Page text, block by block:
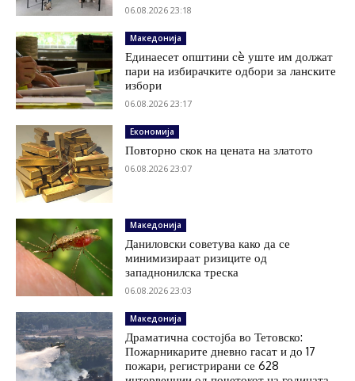
06.08.2026 23:18
Македонија
Единаесет општини сè уште им должат
пари на избирачките одбори за ланските
избори
06.08.2026 23:17
Економија
Повторно скок на цената на златото
06.08.2026 23:07
Македонија
Даниловски советува како да се
минимизираат ризиците од
западнонилска треска
06.08.2026 23:03
Македонија
Драматична состојба во Тетовско:
Пожарникарите дневно гасат и до 17
пожари, регистрирани се 628